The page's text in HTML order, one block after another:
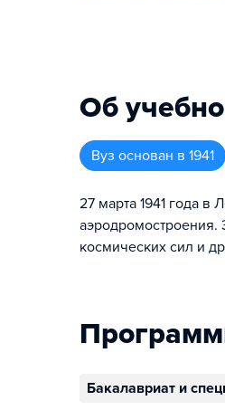
Об
Вуз основан в 1941
27 марта 1941 года
аэродромостроения.
космических сил и
Бакалавриат и